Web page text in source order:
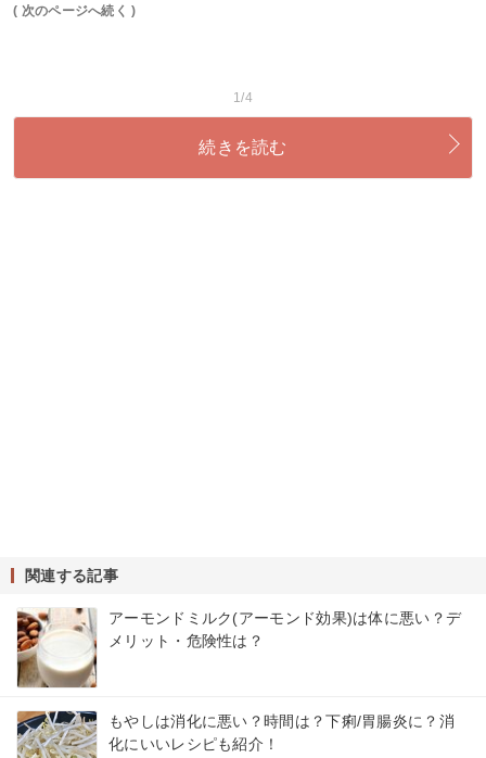
( 次のページへ続く )
1/4
続きを読む
関連する記事
アーモンドミルク(アーモンド効果)は体に悪い？デ
メリット・危険性は？
もやしは消化に悪い？時間は？下痢/胃腸炎に？消
化にいいレシピも紹介！